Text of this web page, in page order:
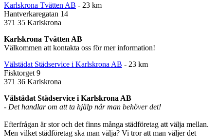
Karlskrona Tvätten AB - 23 km
Hantverkaregatan 14
371 35 Karlskrona
Karlskrona Tvätten AB
Välkommen att kontakta oss för mer information!
Välstädat Städservice i Karlskrona AB - 23 km
Fisktorget 9
371 36 Karlskrona
Välstädat Städservice i Karlskrona AB
- Det handlar om att ta hjälp när man behöver det!
Efterfrågan är stor och det finns många städföretag att välja mellan.
Men vilket städföretag ska man välja? Vi tror att man väljer det